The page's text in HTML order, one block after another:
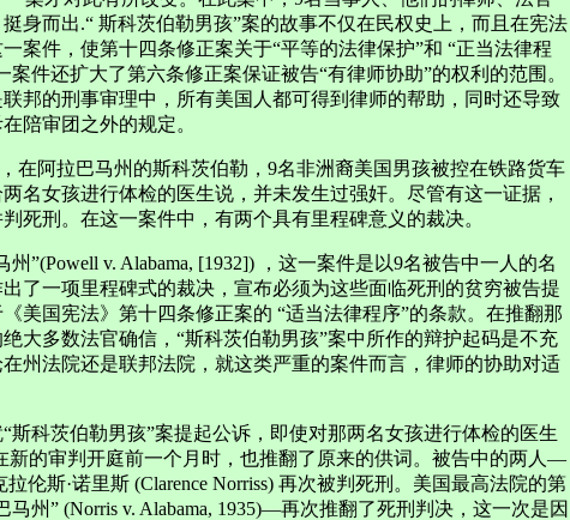
身而出.“ 斯科茨伯勒男孩”案的故事不仅在民权史上，而且在宪法
案件，使第十四条修正案关于“平等的法律保护”和 “正当法律程
件还扩大了第六条修正案保证被告“有律师协助”的权利的范围。
邦的刑事审理中，所有美国人都可得到律师的帮助，同时还导致
陪审团之外的规定。
在阿拉巴马州的斯科茨伯勒，9名非洲裔美国男孩被控在铁路货车
名女孩进行体检的医生说，并未发生过强奸。尽管有这一证据，
死刑。在这一案件中，有两个具有里程碑意义的裁决。
”(Powell v. Alabama, [1932]) ，这一案件是以9名被告中一人的名
了一项里程碑式的裁决，宣布必须为这些面临死刑的贫穷被告提
美国宪法》第十四条修正案的 “适当法律程序”的条款。在推翻那
大多数法官确信，“斯科茨伯勒男孩”案中所作的辩护起码是不充
州法院还是联邦法院，就这类严重的案件而言，律师的协助对适
斯科茨伯勒男孩”案提起公诉，即使对那两名女孩进行体检的医生
新的审判开庭前一个月时，也推翻了原来的供词。被告中的两人—
拉伦斯·诺里斯 (Clarence Norriss) 再次被判死刑。美国最高法院的第
州” (Norris v. Alabama, 1935)—再次推翻了死刑判决，这一次是因